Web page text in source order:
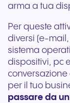
arma a tua
Per queste
diversi (e-
sistema
dispositivi, pc
conversazione
per il tuo
passare da